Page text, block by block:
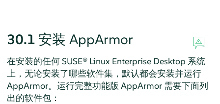
30.1 安装 AppArmor
在安装的任何 SUSE® Linux Enterprise Desktop 系统
上，无论安装了哪些软件集，默认都会安装并运行
AppArmor。运行完整功能版 AppArmor需要下面列
出的软件包：